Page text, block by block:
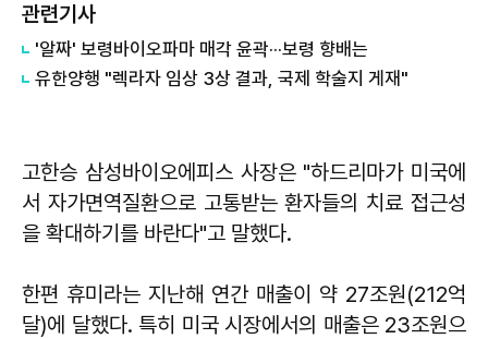
관련기사
'알짜' 보령바이오파마 매각 윤곽···보령 향배는
유한양행 "렉라자 임상 3상 결과, 국제 학술지 게재"
고한승 삼성바이오에피스 사장은 "하드리마가 미국에
서 자가면역질환으로 고통받는 환자들의 치료 접근성
을 확대하기를 바란다"고 말했다.
한편 휴미라는 지난해 연간 매출이 약 27조원(212억
달)에 달했다. 특히 미국 시장에서의 매출은 23조원으